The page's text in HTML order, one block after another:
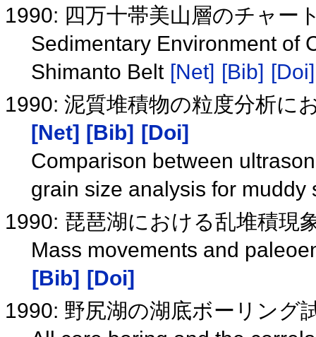
1990: 四万十帯美山層のチャー
Sedimentary Environment of
Shimanto Belt [Net] [Bib] [Doi]
1990: 泥質堆積物の粒度分析に
[Net] [Bib] [Doi]
Comparison between
grain size analysis for
1990: 琵琶湖における乱堆積現
Mass movements and
[Bib] [Doi]
1990: 野尻湖の湖底ボーリング